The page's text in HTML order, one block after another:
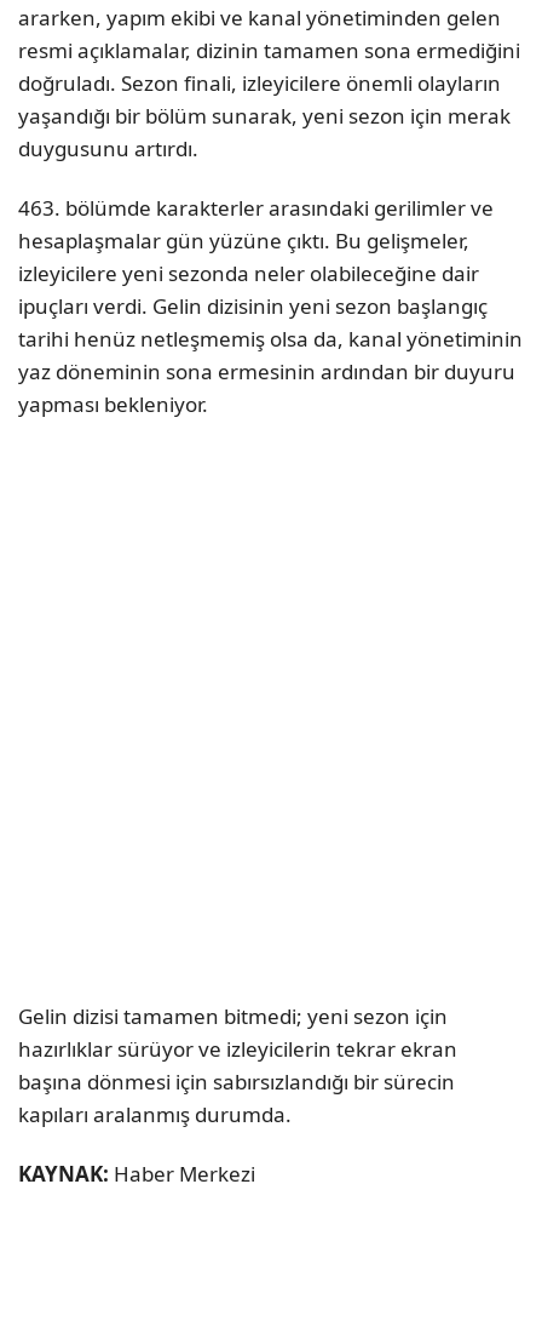
ararken, yapım ekibi ve kanal yönetiminden gelen
resmi açıklamalar, dizinin tamamen sona ermediğini
doğruladı. Sezon finali, izleyicilere önemli olayların
yaşandığı bir bölüm sunarak, yeni sezon için merak
duygusunu artırdı.
463. bölümde karakterler arasındaki gerilimler ve
hesaplaşmalar gün yüzüne çıktı. Bu gelişmeler,
izleyicilere yeni sezonda neler olabileceğine dair
ipuçları verdi. Gelin dizisinin yeni sezon başlangıç
tarihi henüz netleşmemiş olsa da, kanal yönetiminin
yaz döneminin sona ermesinin ardından bir duyuru
yapması bekleniyor.
Gelin dizisi tamamen bitmedi; yeni sezon için
hazırlıklar sürüyor ve izleyicilerin tekrar ekran
başına dönmesi için sabırsızlandığı bir sürecin
kapıları aralanmış durumda.
KAYNAK: Haber Merkezi